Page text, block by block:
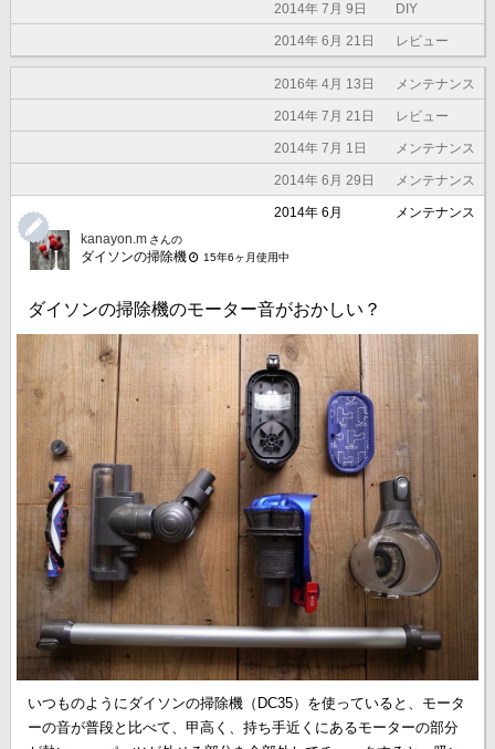
2014年 7月 9日 DIY
2014年 6月 21日 レビュー
2016年 4月 13日 メンテナンス
2014年 7月 21日 レビュー
2014年 7月 1日 メンテナンス
2014年 6月 29日 メンテナンス
2014年 6月
メンテナンス
kanayon.m さんの
ダイソンの掃除機 15年6ヶ月使用中
ダイソンの掃除機のモーター音がおかしい？
いつものようにダイソンの掃除機（DC35）を使っていると、モータ
ーの音が普段と比べて、甲高く、持ち手近くにあるモーターの部分